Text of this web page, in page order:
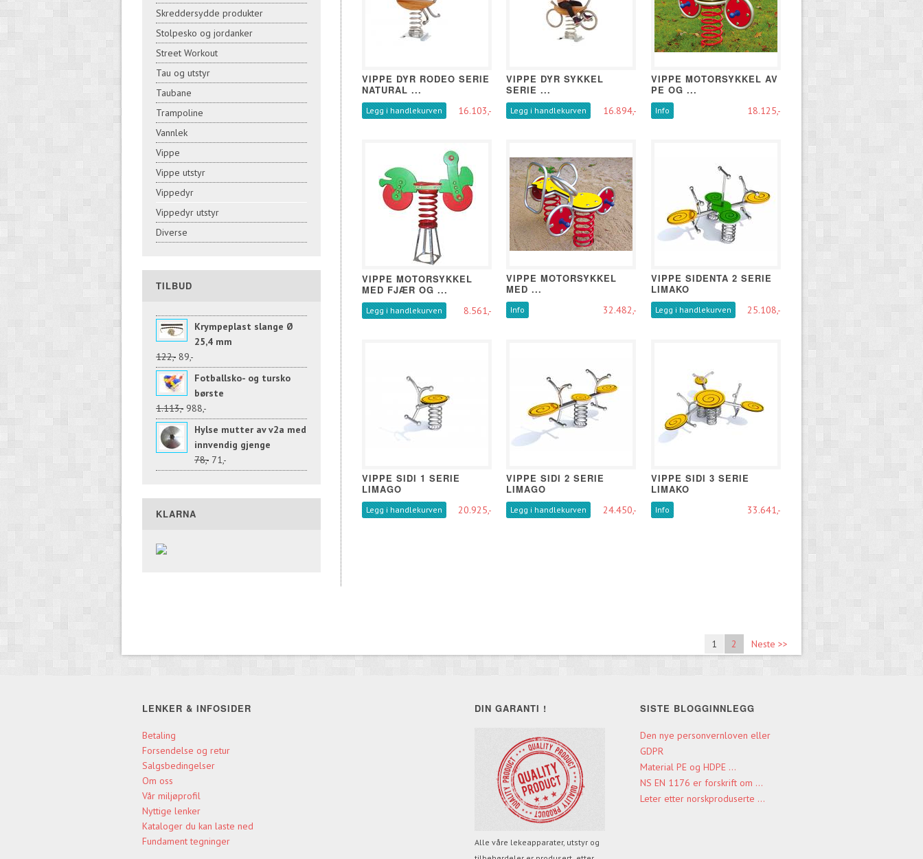
VIPPE DYR RODEO SERIE
NATURAL ...
16.103,-
Legg i handlekurven
VIPPE DYR SYKKEL
SERIE ...
16.894,-
Legg i handlekurven
VIPPE MOTORSYKKEL AV
PE OG ...
18.125,-
Info
VIPPE MOTORSYKKEL
MED FJÆR OG ...
8.561,-
Legg i handlekurven
VIPPE MOTORSYKKEL
MED ...
32.482,-
Info
VIPPE SIDENTA 2 SERIE
LIMAKO
25.108,-
Legg i handlekurven
VIPPE SIDI 1 SERIE
LIMAGO
20.925,-
Legg i handlekurven
VIPPE SIDI 2 SERIE
LIMAGO
24.450,-
Legg i handlekurven
VIPPE SIDI 3 SERIE
LIMAKO
33.641,-
Info
Skreddersydde produkter
Stolpesko og jordanker
Street Workout
Tau og utstyr
Taubane
Trampoline
Vannlek
Vippe
Vippe utstyr
Vippedyr
Vippedyr utstyr
Diverse
TILBUD
Krympeplast slange Ø
25,4 mm
122,- 89,-
Fotballsko- og tursko
børste
1.113,- 988,-
Hylse mutter av v2a med
innvendig gjenge
78,- 71,-
KLARNA
1 2 Neste >>
LENKER & INFOSIDER
Betaling
Forsendelse og retur
Salgsbedingelser
Om oss
Vår miljøprofil
Nyttige lenker
Kataloger du kan laste ned
Fundament tegninger
DIN GARANTI !
Alle våre lekeapparater, utstyr og
SISTE BLOGGINNLEGG
Den nye personvernloven eller
GDPR
Material PE og HDPE ...
NS EN 1176 er forskrift om ...
Leter etter norskproduserte ...